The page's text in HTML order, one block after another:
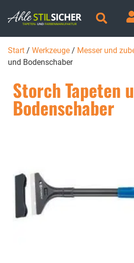
Start / Werkzeuge / Messer und
und Bodenschaber
Storch Tapeten
Bodenschaber